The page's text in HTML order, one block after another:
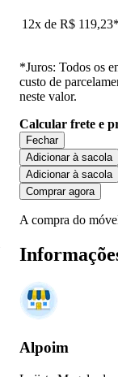
12x de R$ 119,23*
*Juros: Todos os
custo de
neste valor.
Calcular frete e
Fechar
Adicionar à sacola
Adicionar à sacola
Comprar agora
A compra do
Alpoim